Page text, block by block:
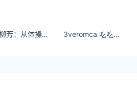
吴柳芳：从体操冠军到女主播的勇敢转身！ 3veromca 吃吃逛逛拍拍～ 每天都在暴走- 小红书